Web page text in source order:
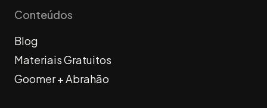
Conteúdos
Blog
Materiais Gratuitos
Goomer + Abrahão